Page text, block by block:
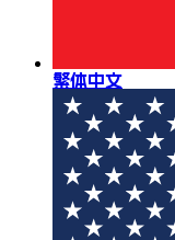
繁体中文